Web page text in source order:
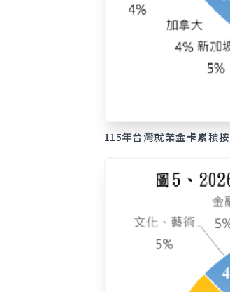
115年台灣就業金卡累積